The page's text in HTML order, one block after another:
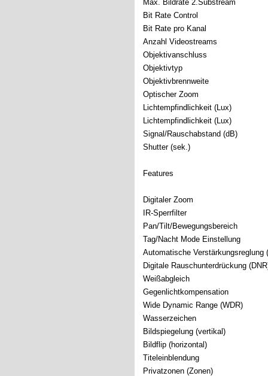
Max. Bildrate 2.Substream
Bit Rate Control
Bit Rate pro Kanal
Anzahl Videostreams
Objektivanschluss
Objektivtyp
Objektivbrennweite
Optischer Zoom
Lichtempfindlichkeit (Lux)
Lichtempfindlichkeit (Lux)
Signal/Rauschabstand (dB)
Shutter (sek.)
Features
Digitaler Zoom
IR-Sperrfilter
Pan/Tilt/Bewegungsbereich
Tag/Nacht Mode Einstellung
Automatische Verstärkungsreglung
Digitale Rauschunterdrückung
Weißabgleich
Gegenlichtkompensation
Wide Dynamic Range (WDR)
Wasserzeichen
Bildspiegelung (vertikal)
Bildflip (horizontal)
Titeleinblendung
Privatzonen (Zonen)